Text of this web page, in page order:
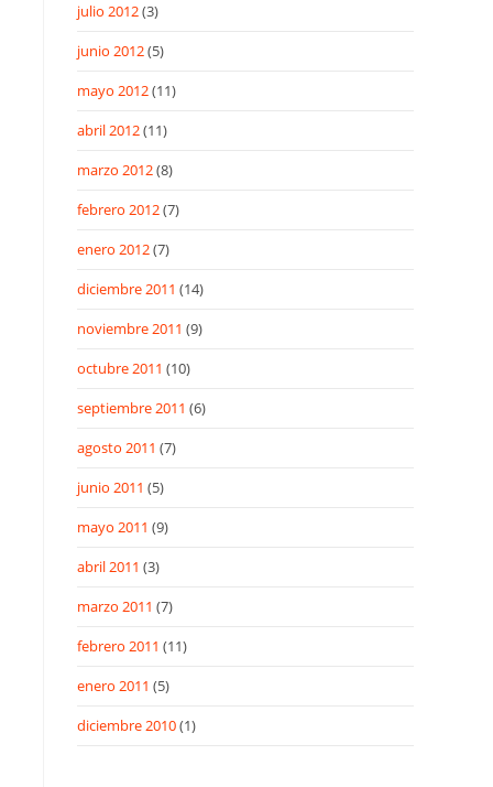
julio 2012(3)
junio 2012(5)
mayo 2012(11)
abril 2012(11)
marzo 2012(8)
febrero 2012(7)
enero 2012(7)
diciembre 2011 (14)
noviembre 2011 (9)
octubre 2011 (10)
septiembre 2011 (6)
agosto 2011 (7)
junio 2011 (5)
mayo 2011 (9)
abril 2011 (3)
marzo 2011 (7)
febrero 2011 (11)
enero 2011 (5)
diciembre 2010(1)